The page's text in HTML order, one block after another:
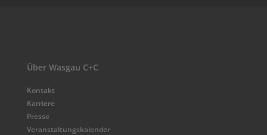
Über Wasgau C+C
Kontakt
Karriere
Presse
Veranstaltungskalender